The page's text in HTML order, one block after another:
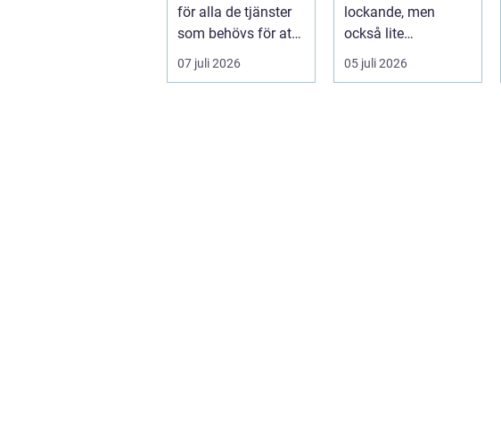
för alla de tjänster
som behövs för att
vatten, värme och
avlopp ...
07 juli 2026
lockande, men
också lite
överväldigande.
Utbudet är stor...
05 juli 2026